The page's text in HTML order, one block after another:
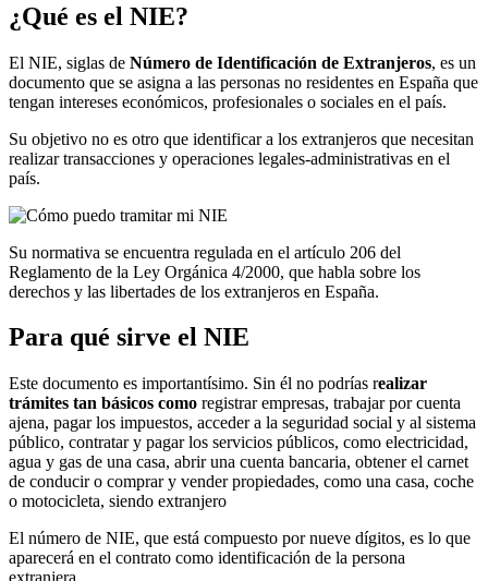
¿Qué es el NIE?
El NIE, siglas de Número de Identificación de Extranjeros, es un
documento que se asigna a las personas no residentes en España que
tengan intereses económicos, profesionales o sociales en el país.
Su objetivo no es otro que identificar a los extranjeros que necesitan
realizar transacciones y operaciones legales-administrativas en el
país.
Su normativa se encuentra regulada en el artículo 206 del
Reglamento de la Ley Orgánica 4/2000, que habla sobre los
derechos y las libertades de los extranjeros en España.
Para qué sirve el NIE
Este documento es importantísimo. Sin él no podrías realizar
trámites tan básicos como registrar empresas, trabajar por cuenta
ajena, pagar los impuestos, acceder a la seguridad social y al sistema
público, contratar y pagar los servicios públicos, como electricidad,
agua y gas de una casa, abrir una cuenta bancaria, obtener el carnet
de conducir o comprar y vender propiedades, como una casa, coche
o motocicleta, siendo extranjero
El número de NIE, que está compuesto por nueve dígitos, es lo que
aparecerá en el contrato como identificación de la persona